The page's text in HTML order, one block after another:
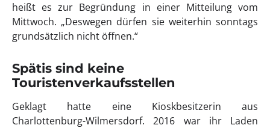
heißt es zur Begründung in einer Mitteilung vom
Mittwoch. „Deswegen dürfen sie weiterhin sonntags
grundsätzlich nicht öffnen.“
Spätis sind keine
Touristenverkaufsstellen
Geklagt hatte eine Kioskbesitzerin aus
Charlottenburg-Wilmersdorf. 2016 war ihr Laden